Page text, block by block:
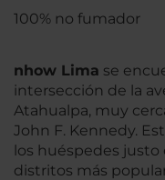
100% no fumador
nhow Lima se
intersección de la
Atahualpa, muy
John F. Kennedy.
los huéspedes
distritos más